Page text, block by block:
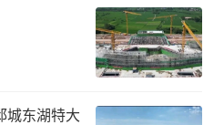
城东湖特大